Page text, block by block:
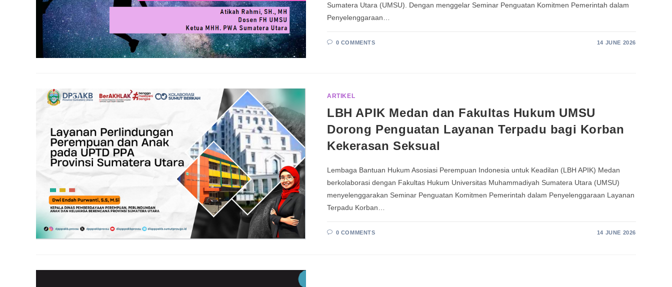
Sumatera Utara (UMSU). Dengan menggelar Seminar Penguatan Komitmen Pemerintah dalam
Penyelenggaraan…
0 COMMENTS 14 JUNE 2026
ARTIKEL
LBH APIK Medan dan Fakultas Hukum UMSU
Dorong Penguatan Layanan Terpadu bagi Korban
Kekerasan Seksual
Lembaga Bantuan Hukum Asosiasi Perempuan Indonesia untuk Keadilan (LBH APIK) Medan
berkolaborasi dengan Fakultas Hukum Universitas Muhammadiyah Sumatera Utara (UMSU)
menyelenggarakan Seminar Penguatan Komitmen Pemerintah dalam Penyelenggaraan Layanan
Terpadu Korban…
0 COMMENTS 14 JUNE 2026